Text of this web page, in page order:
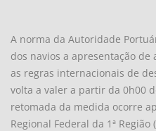
A norma da Autoridade
dos navios a apresentação
as regras internacionais de
volta a valer a partir da 0h00
retomada da medida ocorre
Regional Federal da 1ª Região